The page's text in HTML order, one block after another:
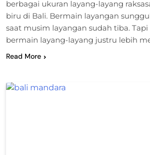
berbagai ukuran layang-layang
biru di Bali. Bermain layangan
saat musim layangan sudah tiba.
bermain layang-layang justru lebih
Read More